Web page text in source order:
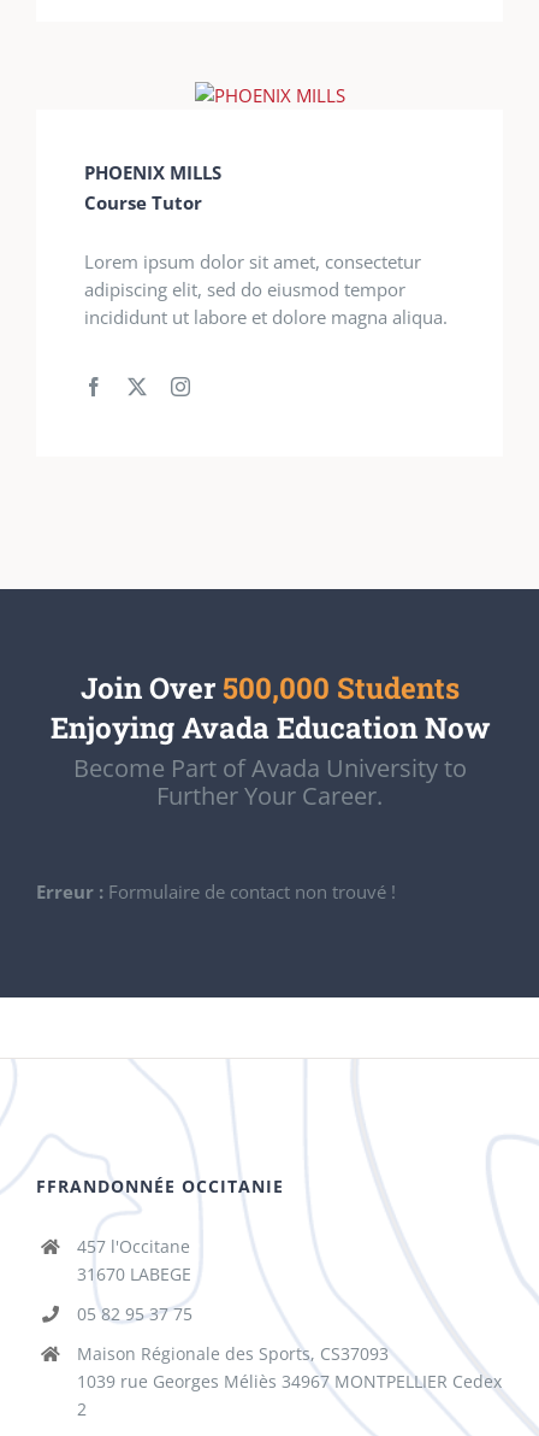
PHOENIX MILLS
Course Tutor
Lorem ipsum dolor sit amet, consectetur
adipiscing elit, sed do eiusmod tempor
incididunt ut labore et dolore magna aliqua.
Join Over 500,000 Students
Enjoying Avada Education Now
Become Part of Avada University to
Further Your Career.
Erreur : Formulaire de contact non trouvé !
FFRANDONNÉE OCCITANIE
457 l'Occitane
31670 LABEGE
05 82 95 37 75
Maison Régionale des Sports, CS37093
1039 rue Georges Méliès 34967 MONTPELLIER Cedex
2